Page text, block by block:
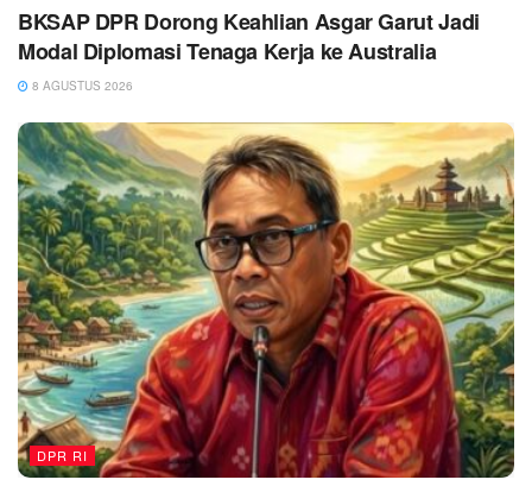
BKSAP DPR Dorong Keahlian Asgar Garut Jadi
Modal Diplomasi Tenaga Kerja ke Australia
8 AGUSTUS 2026
DPR RI